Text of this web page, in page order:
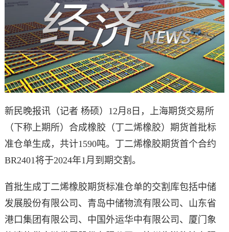
新民晚报讯（记者 杨硕）12月8日，上海期货交易所
（下称上期所）合成橡胶（丁二烯橡胶）期货首批标
准仓单生成，共计1590吨。丁二烯橡胶期货首个合约
BR2401将于2024年1月到期交割。
首批生成丁二烯橡胶期货标准仓单的交割库包括中储
发展股份有限公司、青岛中储物流有限公司、山东省
港口集团有限公司、中国外运华中有限公司、厦门象